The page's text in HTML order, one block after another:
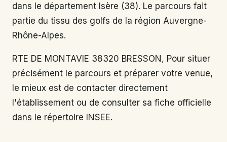
dans le département Isère (38). Le parcours fait
partie du tissu des golfs de la région Auvergne-
Rhône-Alpes.
RTE DE MONTAVIE 38320 BRESSON, Pour situer
précisément le parcours et préparer votre venue,
le mieux est de contacter directement
l'établissement ou de consulter sa fiche officielle
dans le répertoire INSEE.